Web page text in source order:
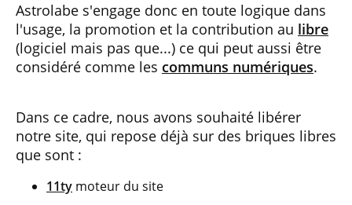
Astrolabe s'engage donc en toute logique dans
l'usage, la promotion et la contribution au libre
(logiciel mais pas que...) ce qui peut aussi être
considéré comme les communs numériques.
Dans ce cadre, nous avons souhaité libérer
notre site, qui repose déjà sur des briques libres
que sont :
11ty moteur du site